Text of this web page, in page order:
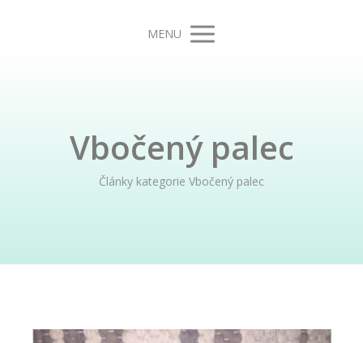
MENU
Vbočený palec
Články kategorie Vbočený palec